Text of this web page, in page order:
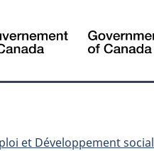
et Développement